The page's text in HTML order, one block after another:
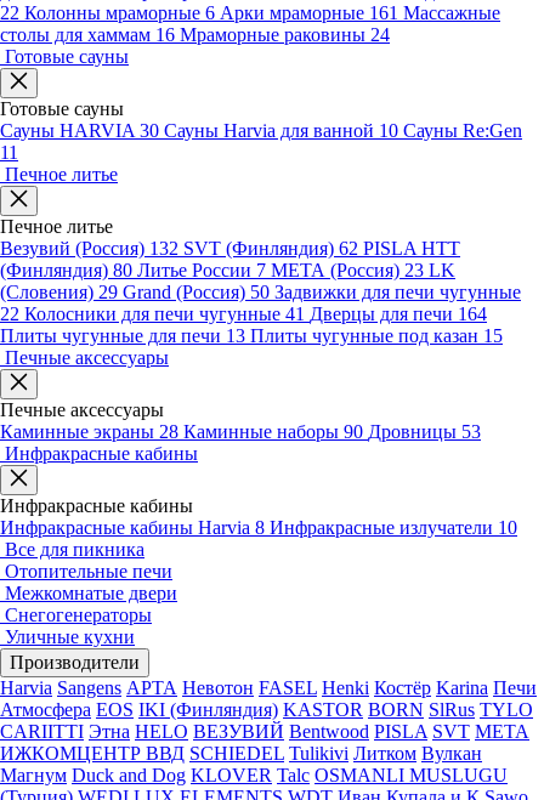
22 Колонны мраморные 6 Арки мраморные 161 Массажные
столы для хаммам 16 Мраморные раковины 24
Готовые сауны
Готовые сауны
Сауны HARVIA 30 Сауны Harvia для ванной 10 Сауны Re:Gen
11
Печное литье
Печное литье
Везувий (Россия) 132 SVT (Финляндия) 62 PISLA HTT
(Финляндия) 80 Литье России 7 МЕТА (Россия) 23 LK
(Словения) 29 Grand (Россия) 50 Задвижки для печи чугунные
22 Колосники для печи чугунные 41 Дверцы для печи 164
Плиты чугунные для печи 13 Плиты чугунные под казан 15
Печные аксессуары
Печные аксессуары
Каминные экраны 28 Каминные наборы 90 Дровницы 53
Инфракрасные кабины
Инфракрасные кабины
Инфракрасные кабины Harvia 8 Инфракрасные излучатели 10
Все для пикника
Отопительные печи
Межкомнатые двери
Снегогенераторы
Уличные кухни
Производители
Harvia Sangens АРТА Невотон FASEL Henki Костёр Karina Печи
Атмосфера EOS IKI (Финляндия) KASTOR BORN SlRus TYLO
CARIITTI Этна HELO ВЕЗУВИЙ Bentwood PISLA SVT МЕТА
ИЖКОМЦЕНТР ВВД SCHIEDEL Tulikivi Литком Вулкан
Магнум Duck and Dog KLOVER Talc OSMANLI MUSLUGU